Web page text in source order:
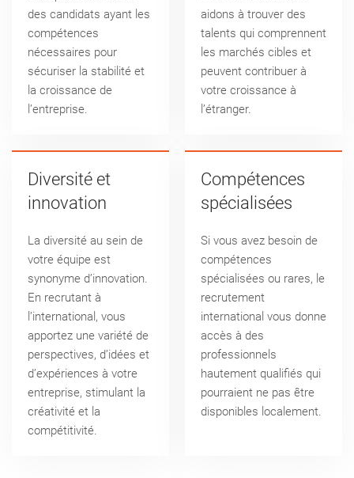
des candidats ayant les
compétences
nécessaires pour
sécuriser la stabilité et
la croissance de
l’entreprise.
aidons à trouver des
talents qui comprennent
les marchés cibles et
peuvent contribuer à
votre croissance à
l’étranger.
Diversité et
innovation
La diversité au sein de
votre équipe est
synonyme d’innovation.
En recrutant à
l’international, vous
apportez une variété de
perspectives, d’idées et
d’expériences à votre
entreprise, stimulant la
créativité et la
compétitivité.
Compétences
spécialisées
Si vous avez besoin de
compétences
spécialisées ou rares, le
recrutement
international vous donne
accès à des
professionnels
hautement qualifiés qui
pourraient ne pas être
disponibles localement.